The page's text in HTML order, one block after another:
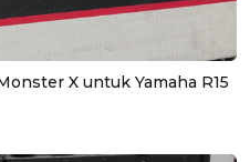
X untuk Yamaha R15